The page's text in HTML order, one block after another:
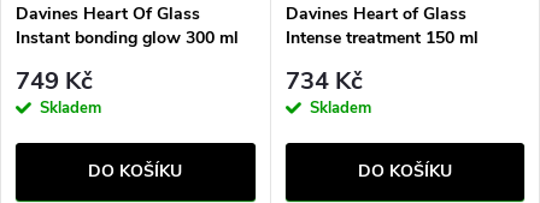
Davines Heart Of Glass
Instant bonding glow 300 ml
749 Kč
Skladem
DO KOŠÍKU
Davines Heart of Glass
Intense treatment 150 ml
734 Kč
Skladem
DO KOŠÍKU